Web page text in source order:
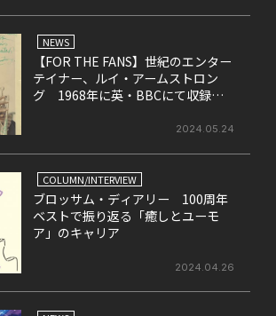
NEWS
【FOR THE FANS】世紀のエンター
テイナー、ルイ・アームストロン
グ 1968年に英・BBCにて収録さ
2024.05.24
COLUMN/INTERVIEW
ブロッサム・ディアリー 100周年
ベストで振り返る「癒しとユーモ
ア」のキャリア
2024.04.26